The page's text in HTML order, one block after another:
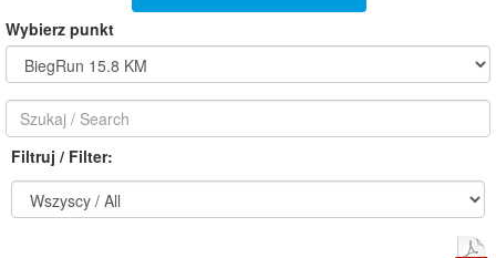
Wybierz punkt
Filtruj / Filter: